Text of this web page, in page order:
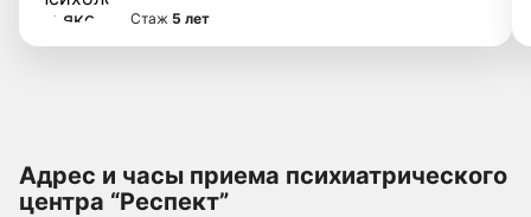
Стаж 5 лет
Адрес и часы приема психиатрического
центра “Респект”